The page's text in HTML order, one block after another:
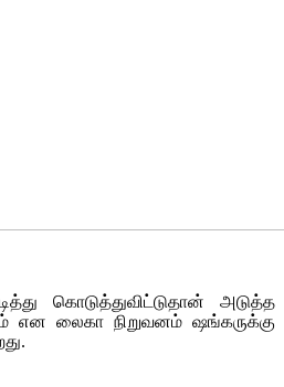
கொடுத்துவிட்டுதான் அடுத்த
என லைகா நிறுவனம் ஷங்கருக்கு